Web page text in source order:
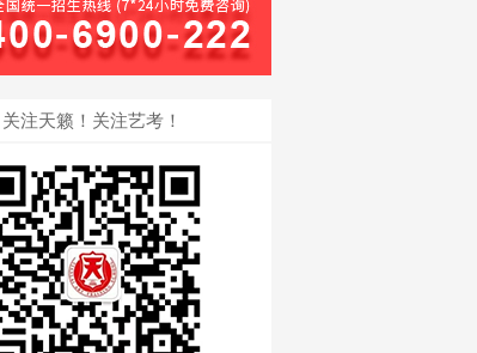
术学院
关注天籁！关注艺考！